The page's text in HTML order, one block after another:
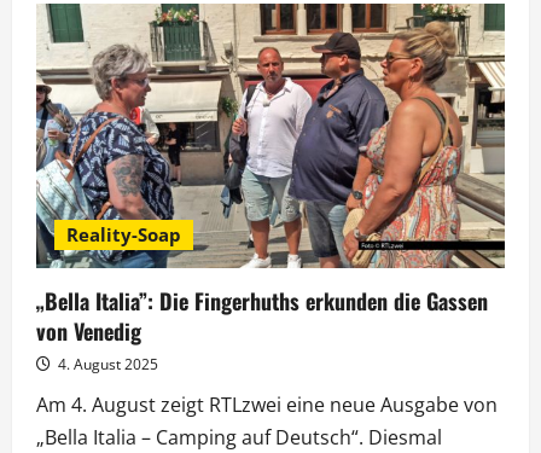
Italia“:
Anpfiff
zum
großen
Campingplatz-
Turnier
Reality-Soap
„Bella Italia”: Die Fingerhuths erkunden die Gassen
von Venedig
4. August 2025
Am 4. August zeigt RTLzwei eine neue Ausgabe von
„Bella Italia – Camping auf Deutsch“. Diesmal